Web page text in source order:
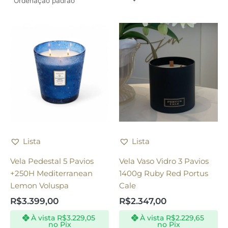
Lista
Vela Pedestal 5 Pavios
+250H Mediterranean
Lemon Voluspa
R$3.399,00
À vista R$3.229,05
no Pix
Lista
Vela Vaso Vidro 3 Pavios
1400g Ruby Red Portus
Cale
R$2.347,00
À vista R$2.229,65
no Pix